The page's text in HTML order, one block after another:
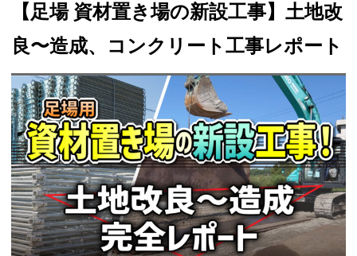
【足場 資材置き場の新設工事】土地改
良〜造成、コンクリート工事レポート